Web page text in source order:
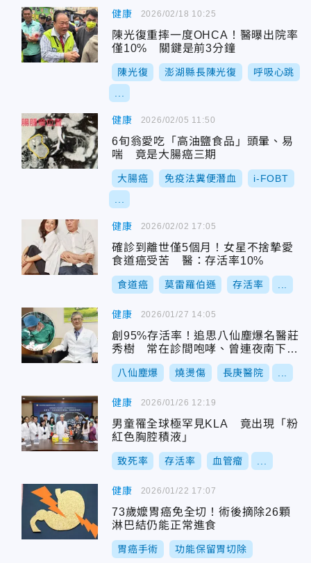
健康
陳光復重摔一度OHCA！醫曝出院率
僅10% 關鍵是前3分鐘
陳光復 澎湖縣長陳光復 呼吸心跳
2026/02/18 10:25
健康
6旬翁愛吃「高油鹽食品」頭暈、易
喘 竟是大腸癌三期
大腸癌 免疫法糞便潛血 i-FOBT
2026/02/05 11:50
健康
確診到離世僅5個月！女星不捨摯愛
食道癌受苦 醫：存活率10%
食道癌 莫雷羅伯遜 存活率
2026/02/02 17:05
健康
創95%存活率！追思八仙塵爆名醫莊
秀樹 常在診間咆哮、曾連夜南下取
皮
八仙塵爆 燒燙傷 長庚醫院
2026/01/27 14:05
健康
男童罹全球極罕見KLA 竟出現「粉
紅色胸腔積液」
致死率 存活率 血管瘤
2026/01/26 12:19
健康
73歲嬤胃癌免全切！術後摘除26顆
淋巴結仍能正常進食
胃癌手術 功能保留胃切除
2026/01/22 17:07